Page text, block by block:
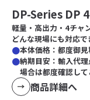
DP-Series DP
軽量・高出力・4チャ
どんな現場にも対応で
本体価格：都度御見
納期目安：輸入代
場合は都度確認して
商品詳細へ